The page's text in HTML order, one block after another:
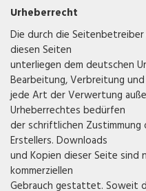
Urheberrecht
Die durch die
diesen Seiten
unterliegen dem deutschen
Bearbeitung, Verbreitung und
jede Art der Verwertung
Urheberrechtes bedürfen
der schriftlichen
Erstellers. Downloads
und Kopien dieser Seite
kommerziellen
Gebrauch gestattet. Soweit